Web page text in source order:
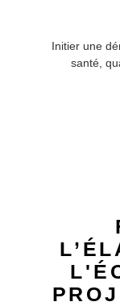
Initier une
santé,